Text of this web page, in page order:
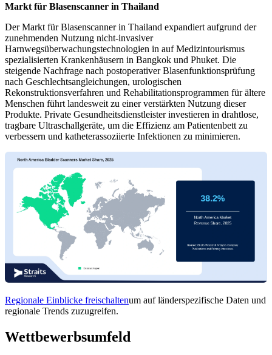
Markt für Blasenscanner in Thailand
Der Markt für Blasenscanner in Thailand expandiert aufgrund der
zunehmenden Nutzung nicht-invasiver
Harnwegsüberwachungstechnologien in auf Medizintourismus
spezialisierten Krankenhäusern in Bangkok und Phuket. Die
steigende Nachfrage nach postoperativer Blasenfunktionsprüfung
nach Geschlechtsangleichungen, urologischen
Rekonstruktionsverfahren und Rehabilitationsprogrammen für ältere
Menschen führt landesweit zu einer verstärkten Nutzung dieser
Produkte. Private Gesundheitsdienstleister investieren in drahtlose,
tragbare Ultraschallgeräte, um die Effizienz am Patientenbett zu
verbessern und katheterassoziierte Infektionen zu minimieren.
Regionale Einblicke freischaltenum auf länderspezifische Daten und
regionale Trends zuzugreifen.
Wettbewerbsumfeld